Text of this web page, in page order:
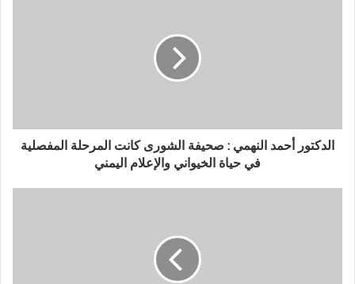
الدكتور أحمد النهمي : صحيفة الشورى كانت المرحلة المفصلية
في حياة الخيواني والإعلام اليمني